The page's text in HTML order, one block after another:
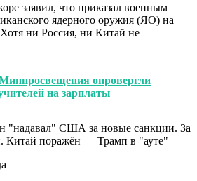
заявил, что приказал военным
ядерного оружия (ЯО) на
ни Россия, ни Китай не
опровергли
на зарплаты